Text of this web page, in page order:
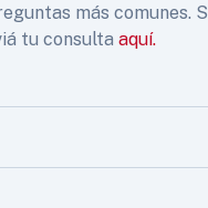
más comunes.
tu consulta aquí.